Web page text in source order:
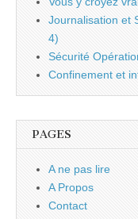
Journalisation et
4)
Sécurité
Confinement et
PAGES
A ne pas lire
A Propos
Contact